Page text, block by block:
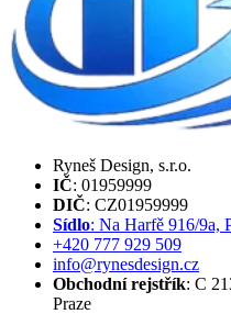
Ryneš Design, s.r.o.
IČ: 01959999
DIČ: CZ01959999
Sídlo: Na Harfě 916/9a,
+420 777 929 509
info@rynesdesign.cz
Obchodní rejstřík: C
Praze